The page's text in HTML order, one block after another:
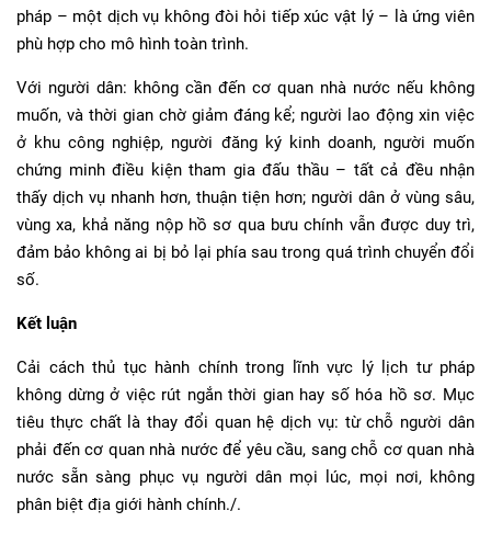
pháp – một dịch vụ không đòi hỏi tiếp xúc vật lý – là ứng viên
phù hợp cho mô hình toàn trình.
Với người dân: không cần đến cơ quan nhà nước nếu không
muốn, và thời gian chờ giảm đáng kể; người lao động xin việc
ở khu công nghiệp, người đăng ký kinh doanh, người muốn
chứng minh điều kiện tham gia đấu thầu – tất cả đều nhận
thấy dịch vụ nhanh hơn, thuận tiện hơn; người dân ở vùng sâu,
vùng xa, khả năng nộp hồ sơ qua bưu chính vẫn được duy trì,
đảm bảo không ai bị bỏ lại phía sau trong quá trình chuyển đổi
số.
Kết luận
Cải cách thủ tục hành chính trong lĩnh vực lý lịch tư pháp
không dừng ở việc rút ngắn thời gian hay số hóa hồ sơ. Mục
tiêu thực chất là thay đổi quan hệ dịch vụ: từ chỗ người dân
phải đến cơ quan nhà nước để yêu cầu, sang chỗ cơ quan nhà
nước sẵn sàng phục vụ người dân mọi lúc, mọi nơi, không
phân biệt địa giới hành chính./.